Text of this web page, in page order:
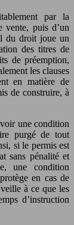
par la
vente, puis d’un
du droit joue un
des titres de
de préemption,
les clauses
en matière de
de construire, à
une condition
purgé de tout
si le permis est
sans pénalité et
une condition
en cas de
à ce que les
d’instruction